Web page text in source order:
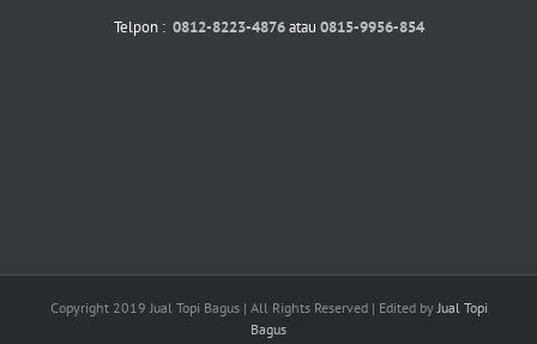
Telpon : 0812-8223-4876atau 0815-9956-854
Copyright 2019 Jual Topi Bagus | All Rights Reserved | Edited by Jual Topi
Bagus